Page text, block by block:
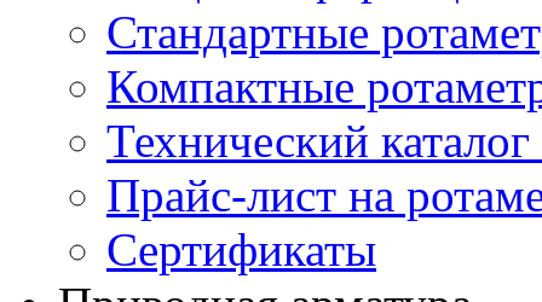
Стандартные
Компактные
Технический
Прайс-лист на
Сертификаты